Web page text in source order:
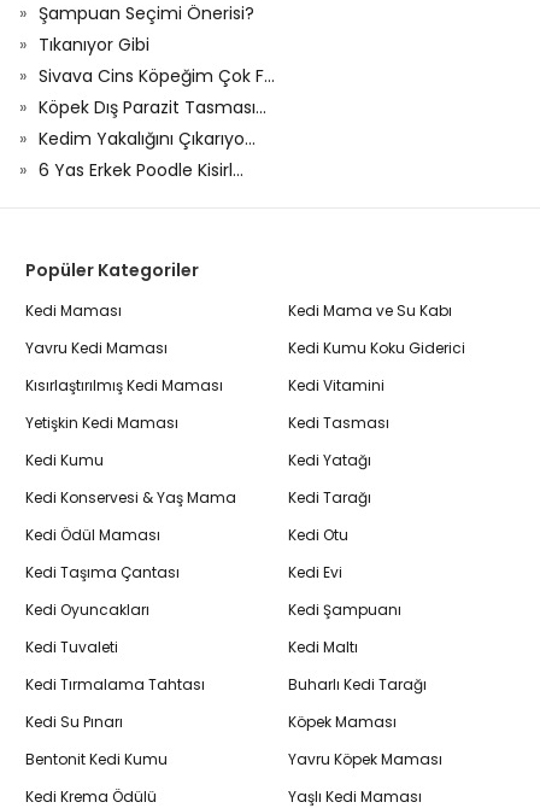
Şampuan Seçimi Önerisi?
Tıkanıyor Gibi
Sivava Cins Köpeğim Çok F...
Köpek Dış Parazit Tasması...
Kedim Yakalığını Çıkarıyo...
6 Yas Erkek Poodle Kisirl...
Popüler Kategoriler
Kedi Maması
Yavru Kedi Maması
Kısırlaştırılmış Kedi Maması
Yetişkin Kedi Maması
Kedi Kumu
Kedi Konservesi & Yaş Mama
Kedi Ödül Maması
Kedi Taşıma Çantası
Kedi Oyuncakları
Kedi Tuvaleti
Kedi Tırmalama Tahtası
Kedi Su Pınarı
Bentonit Kedi Kumu
Kedi Krema Ödülü
Kedi Mama ve Su Kabı
Kedi Kumu Koku Giderici
Kedi Vitamini
Kedi Tasması
Kedi Yatağı
Kedi Tarağı
Kedi Otu
Kedi Evi
Kedi Şampuanı
Kedi Maltı
Buharlı Kedi Tarağı
Köpek Maması
Yavru Köpek Maması
Yaşlı Kedi Maması